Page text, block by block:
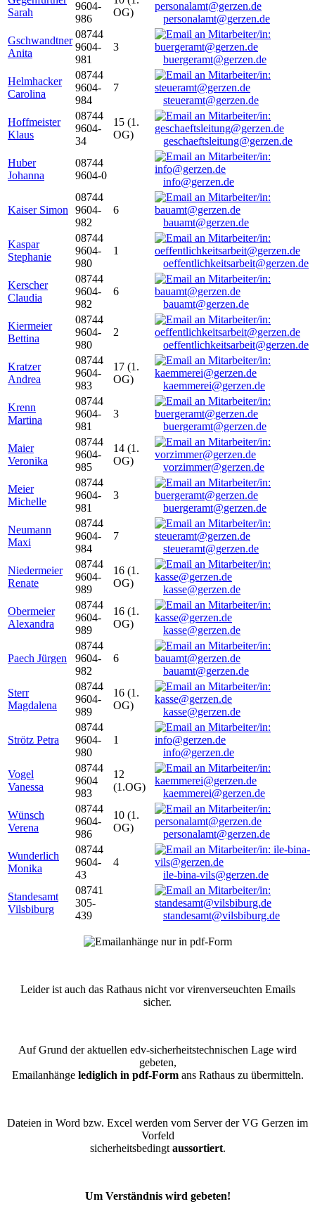
Sarah
9604-
986
OG)
personalamt@gerzen.de
Gschwandtner
Anita
08744
9604-
981
3
buergeramt@gerzen.de
Helmhacker
Carolina
08744
9604-
984
7
steueramt@gerzen.de
Hoffmeister
Klaus
08744
9604-
34
15 (1.
OG)
geschaeftsleitung@gerzen.de
Huber
Johanna
08744
9604-0
info@gerzen.de
Kaiser Simon
08744
9604-
982
6
bauamt@gerzen.de
Kaspar
Stephanie
08744
9604-
980
1
oeffentlichkeitsarbeit@gerzen.de
Kerscher
Claudia
08744
9604-
982
6
bauamt@gerzen.de
Kiermeier
Bettina
08744
9604-
980
2
oeffentlichkeitsarbeit@gerzen.de
Kratzer
Andrea
08744
9604-
983
17 (1.
OG)
kaemmerei@gerzen.de
Krenn
Martina
08744
9604-
981
3
buergeramt@gerzen.de
Maier
Veronika
08744
9604-
985
14 (1.
OG)
vorzimmer@gerzen.de
Meier
Michelle
08744
9604-
981
3
buergeramt@gerzen.de
Neumann
Maxi
08744
9604-
984
7
steueramt@gerzen.de
Niedermeier
Renate
08744
9604-
989
16 (1.
OG)
kasse@gerzen.de
Obermeier
Alexandra
08744
9604-
989
16 (1.
OG)
kasse@gerzen.de
Paech Jürgen
08744
9604-
982
6
bauamt@gerzen.de
Sterr
Magdalena
08744
9604-
989
16 (1.
OG)
kasse@gerzen.de
Strötz Petra
08744
9604-
980
1
info@gerzen.de
Vogel
Vanessa
08744
9604
983
12
(1.OG)
kaemmerei@gerzen.de
Wünsch
Verena
08744
9604-
986
10 (1.
OG)
personalamt@gerzen.de
Wunderlich
Monika
08744
9604-
43
4
ile-bina-vils@gerzen.de
Standesamt
Vilsbiburg
08741
305-
439
standesamt@vilsbiburg.de
Leider ist auch das Rathaus nicht vor virenverseuchten Emails
sicher.
Auf Grund der aktuellen edv-sicherheitstechnischen Lage wird
gebeten,
Emailanhänge lediglich in pdf-Formans Rathaus zu übermitteln.
Dateien in Word bzw. Excel werden vom Server der VG Gerzen im
Vorfeld
sicherheitsbedingt aussortiert.
Um Verständnis wird gebeten!